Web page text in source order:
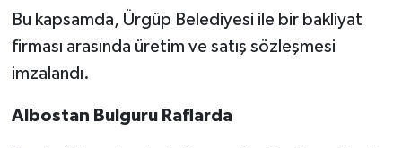
Bu kapsamda, Ürgüp Belediyesi ile bir bakliyat
firması arasında üretim ve satış sözleşmesi
imzalandı.
Albostan Bulguru Raflarda